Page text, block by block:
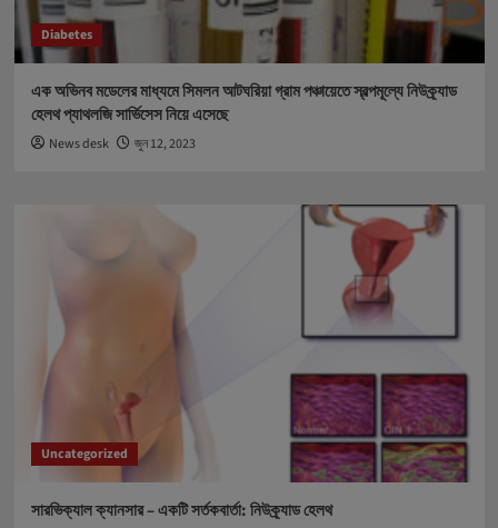
Diabetes
এক অভিনব মডেলের মাধ্যমে সিমলন আটঘরিয়া গ্রাম পঞ্চায়েতে স্বল্পমূল্যে নিউক্র্যাড
হেলথ প্যাথলজি সার্ভিসেস নিয়ে এসেছে
News desk জুন 12, 2023
Uncategorized
সারভিক্যাল ক্যানসার – একটি সর্তকবার্তা: নিউক্র্যাড হেলথ